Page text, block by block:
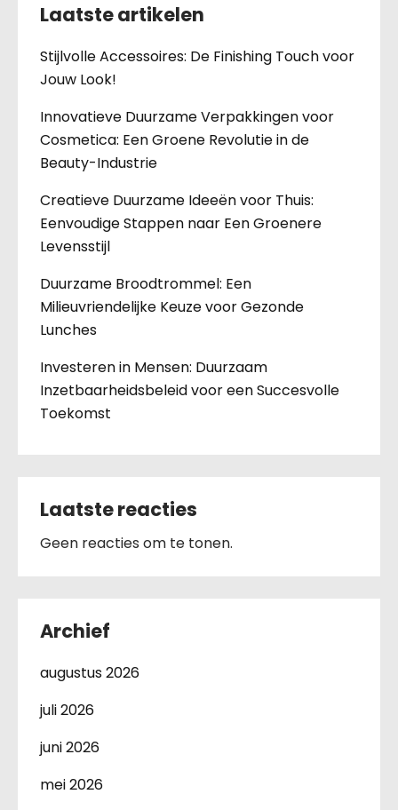
Laatste artikelen
Stijlvolle Accessoires: De Finishing Touch voor
Jouw Look!
Innovatieve Duurzame Verpakkingen voor
Cosmetica: Een Groene Revolutie in de
Beauty-Industrie
Creatieve Duurzame Ideeën voor Thuis:
Eenvoudige Stappen naar Een Groenere
Levensstijl
Duurzame Broodtrommel: Een
Milieuvriendelijke Keuze voor Gezonde
Lunches
Investeren in Mensen: Duurzaam
Inzetbaarheidsbeleid voor een Succesvolle
Toekomst
Laatste reacties
Geen reacties om te tonen.
Archief
augustus 2026
juli 2026
juni 2026
mei 2026